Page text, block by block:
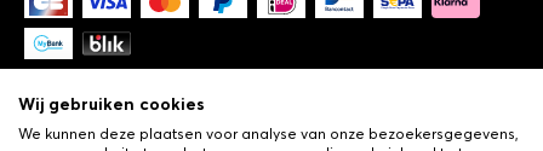
Wij gebruiken cookies
We kunnen deze plaatsen voor analyse van onze bezoekersgegevens,